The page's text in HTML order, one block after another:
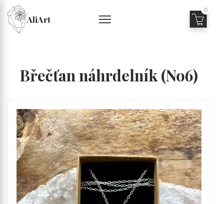
AliArt
0
Břečťan náhrdelník (No6)